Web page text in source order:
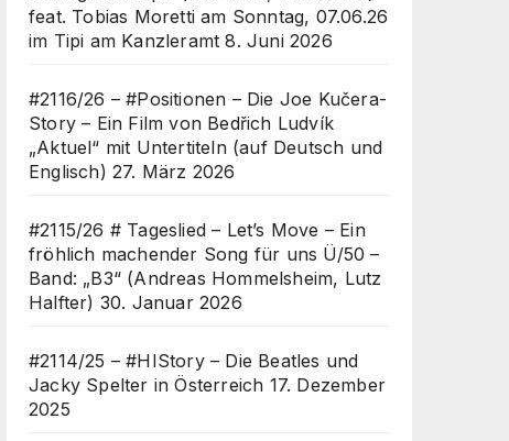
feat. Tobias Moretti am Sonntag, 07.06.26
im Tipi am Kanzleramt 8. Juni 2026
#2116/26 – #Positionen – Die Joe Kučera-
Story – Ein Film von Bedřich Ludvík
„Aktuel“ mit Untertiteln (auf Deutsch und
Englisch) 27. März 2026
#2115/26 # Tageslied – Let’s Move – Ein
fröhlich machender Song für uns Ü/50 –
Band: „B3“ (Andreas Hommelsheim, Lutz
Halfter) 30. Januar 2026
#2114/25 – #HIStory – Die Beatles und
Jacky Spelter in Österreich 17. Dezember
2025